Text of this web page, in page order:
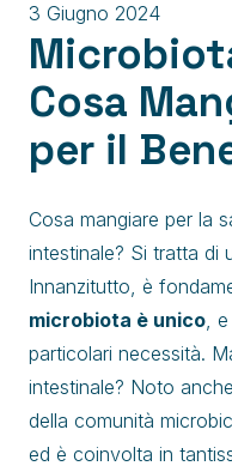
3 Giugno 2024
Cosa
per il
Cosa mangiare per la
intestinale? Si tratta di
Innanzitutto, è
microbiota è unico,
particolari necessità.
intestinale? Noto
della comunità
ed è coinvolta in